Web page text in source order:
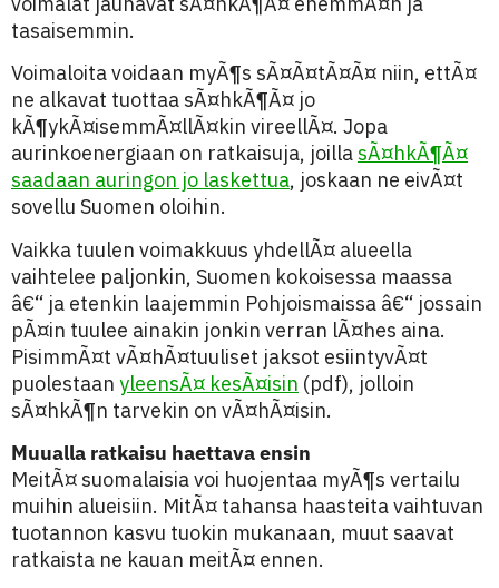
tasaisemmin.
Voimaloita voidaan myÃ¶s sÃ¤Ã¤tÃ¤Ã¤ niin, ettÃ¤
ne alkavat tuottaa sÃ¤hkÃ¶Ã¤ jo
kÃ¶ykÃ¤isemmÃ¤llÃ¤kin vireellÃ¤. Jopa
aurinkoenergiaan on ratkaisuja, joillasÃ¤hkÃ¶Ã¤
saadaan auringon jo laskettua, joskaan ne eivÃ¤t
sovellu Suomen oloihin.
Vaikka tuulen voimakkuus yhdellÃ¤ alueella
vaihtelee paljonkin, Suomen kokoisessa maassa
â€“ ja etenkin laajemmin Pohjoismaissa â€“ jossain
pÃ¤in tuulee ainakin jonkin verran lÃ¤hes aina.
PisimmÃ¤t vÃ¤hÃ¤tuuliset jaksot esiintyvÃ¤t
puolestaan yleensÃ¤ kesÃ¤isin (pdf), jolloin
sÃ¤hkÃ¶n tarvekin on vÃ¤hÃ¤isin.
Muualla ratkaisu haettava ensin
MeitÃ¤ suomalaisia voi huojentaa myÃ¶s vertailu
muihin alueisiin. MitÃ¤ tahansa haasteita vaihtuvan
tuotannon kasvu tuokin mukanaan, muut saavat
ratkaista ne kauan meitÃ¤ ennen.